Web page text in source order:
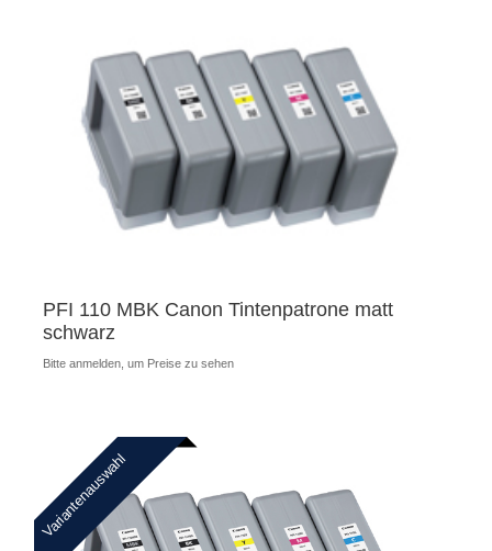
PFI 110 MBK Canon Tintenpatrone matt
schwarz
Bitte anmelden, um Preise zu sehen
Variantenauswahl